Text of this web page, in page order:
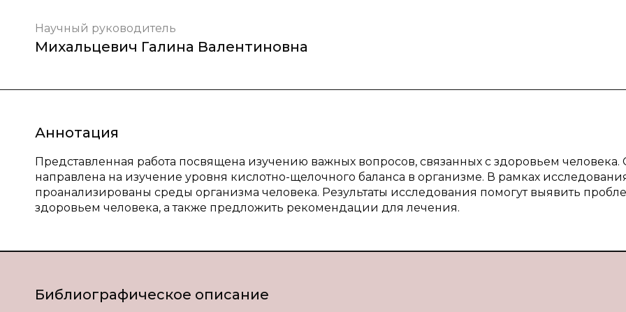
Научный руководитель
Михальцевич Галина Валентиновна
Аннотация
Представленная работа посвящена изучению важных вопросов, связанных с здоровьем человека.
направлена на изучение уровня кислотно-щелочного баланса в организме. В рамках
проанализированы среды организма человека. Результаты исследования помогут выявить
здоровьем человека, а также предложить рекомендации для лечения.
Библиографическое описание